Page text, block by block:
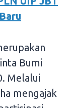
Bumi
Melalui
mengajak